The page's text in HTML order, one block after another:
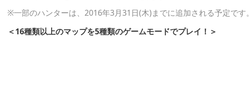
※一部のハンターは、2016年3月31日(木)までに追加される予定です。
＜16種類以上のマップを5種類のゲームモードでプレイ！＞